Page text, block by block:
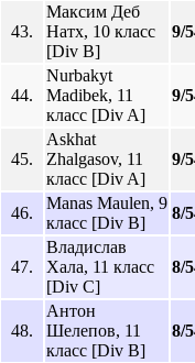
43.
Максим Деб
Натх, 10 класс
[Div B]
9/
44.
Nurbakyt
Madibek, 11
класс [Div A]
9/
45.
Askhat
Zhalgasov, 11
класс [Div A]
9/
46.
Manas Maulen, 9
класс [Div B]
8/
47.
Владислав
Хала, 11 класс
[Div C]
8/
48.
Антон
Шелепов, 11
класс [Div B]
8/